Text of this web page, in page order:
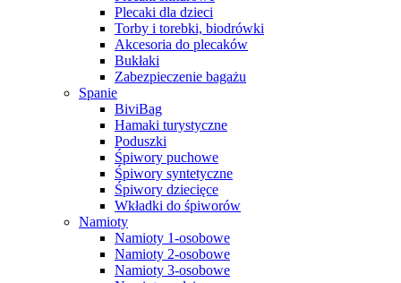
Plecaki dla dzieci
Torby i torebki, biodrówki
Akcesoria do plecaków
Bukłaki
Zabezpieczenie bagażu
Spanie
BiviBag
Hamaki turystyczne
Poduszki
Śpiwory puchowe
Śpiwory syntetyczne
Śpiwory dziecięce
Wkładki do śpiworów
Namioty
Namioty 1-osobowe
Namioty 2-osobowe
Namioty 3-osobowe